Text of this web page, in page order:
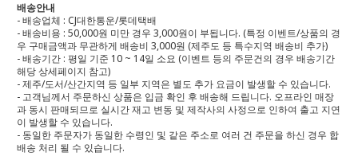
배송안내
- 배송업체 : CJ대한통운/롯데택배
- 배송비용 : 50,000원 미만 경우 3,000원이 부됩니다. (특정 이벤트/상품의 경
우 구매금액과 무관하게 배송비 3,000원 (제주도 등 특수지역 배송비 추가)
- 배송기간 : 평일 기준 10 ~ 14일 소요 (이벤트 등의 주문건의 경우 배송기간
해당 상세페이지 참고)
- 제주/도서/산간지역 등 일부 지역은 별도 추가 요금이 발생할 수 있습니다.
- 고객님께서 주문하신 상품은 입금 확인 후 배송해 드립니다. 오프라인 매장
과 동시 판매되므로 실시간 재고 변동 및 제작사의 사정으로 인하여 출고 지연
이 발생할 수 있습니다.
- 동일한 주문자가 동일한 수령인 및 같은 주소로 여러 건 주문을 하신 경우 합
배송 처리 될 수 있습니다.